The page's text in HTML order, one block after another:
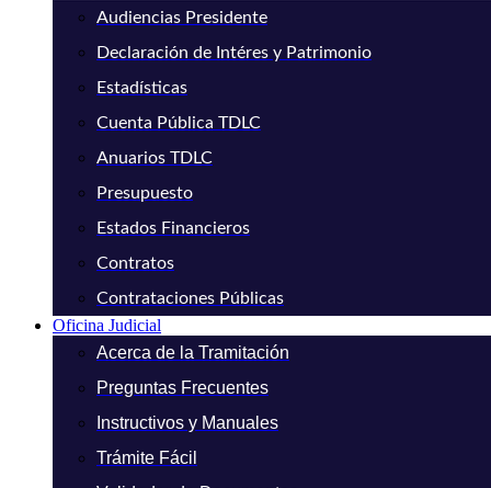
Audiencias Presidente
Declaración de Intéres y Patrimonio
Estadísticas
Cuenta Pública TDLC
Anuarios TDLC
Presupuesto
Estados Financieros
Contratos
Contrataciones Públicas
Oficina Judicial
Acerca de la Tramitación
Preguntas Frecuentes
Instructivos y Manuales
Trámite Fácil